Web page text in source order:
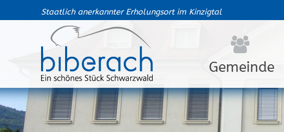
Staatlich anerkannter Erholungsort im Kinzigtal
Gemeinde